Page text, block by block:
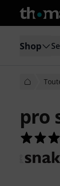
Shop
pro